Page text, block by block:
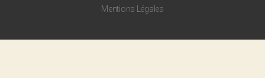
Mentions Légales